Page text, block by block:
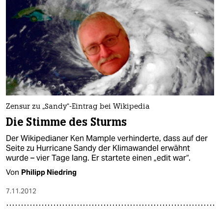
Zensur zu „Sandy“-Eintrag bei Wikipedia
Die Stimme des Sturms
Der Wikipedianer Ken Mample verhinderte, dass auf der
Seite zu Hurricane Sandy der Klimawandel erwähnt
wurde – vier Tage lang. Er startete einen „edit war“.
Von Philipp Niedring
7.11.2012